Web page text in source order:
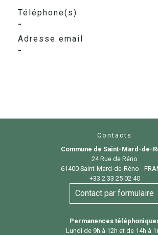
Téléphone(s)
-
Adresse email
-
Contacts
Commune de Saint-Mard-de-
24 Rue de Réno
61400 Saint-Mard-de-Réno -
+33 2 33 25 02 40
Contact par formulaire
Permanences
Lundi de 9h à 12h et de 14h à